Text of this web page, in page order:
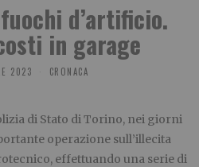
d’artificio.
in garage
2023 CRONACA
di Stato di Torino, nei giorni
operazione sull’illecita
effettuando una serie di